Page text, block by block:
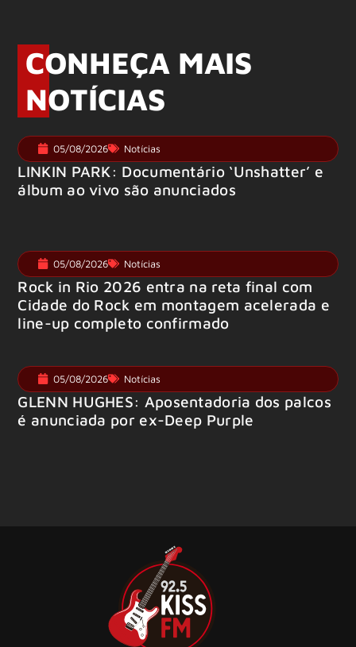
CONHEÇA MAIS
NOTÍCIAS
05/08/2026 Notícias
LINKIN PARK: Documentário ‘Unshatter’ e
álbum ao vivo são anunciados
05/08/2026 Notícias
Rock in Rio 2026 entra na reta final com
Cidade do Rock em montagem acelerada e
line-up completo confirmado
05/08/2026 Notícias
GLENN HUGHES: Aposentadoria dos palcos
é anunciada por ex-Deep Purple